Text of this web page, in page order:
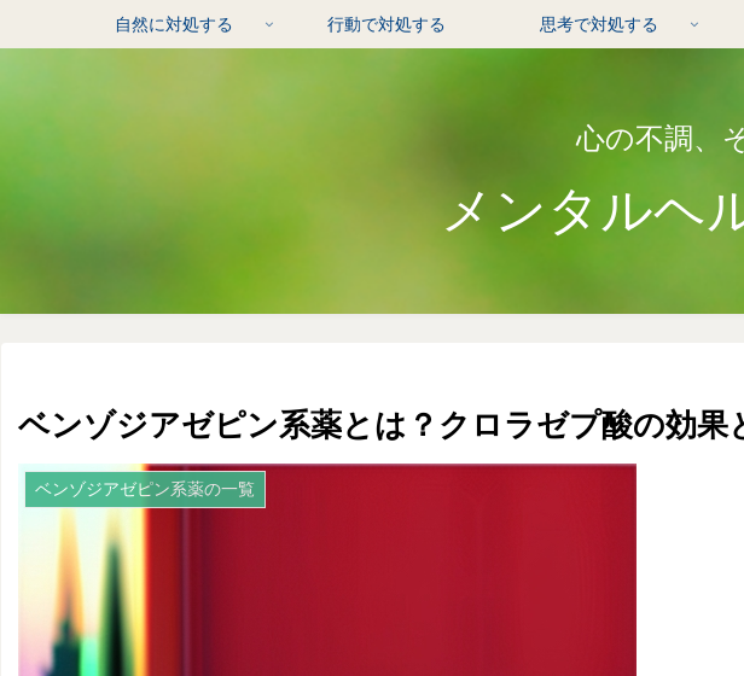
心の不調、
メンタルヘ
自然に対処する 行動で対処する 思考で対処する
ベンゾジアゼピン系薬とは？クロラゼプ酸の効果
ベンゾジアゼピン系薬の一覧